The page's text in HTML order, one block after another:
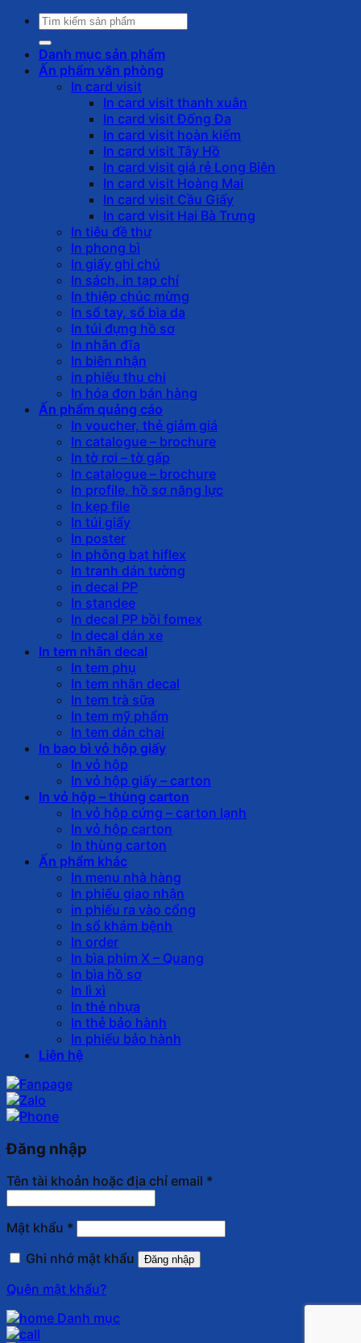
Tìm
kiếm:
Danh mục sản phẩm
Ấn phẩm văn phòng
In card visit
In card visit thanh xuân
In card visit Đống Đa
In card visit hoàn kiếm
In card visit Tây Hồ
In card visit giá rẻ Long Biên
In card visit Hoàng Mai
In card visit Cầu Giấy
In card visit Hai Bà Trưng
In tiêu đề thư
In phong bì
In giấy ghi chú
In sách, in tạp chí
In thiệp chúc mừng
In sổ tay, sổ bìa da
In túi đựng hồ sơ
In nhãn đĩa
In biên nhận
in phiếu thu chi
In hóa đơn bán hàng
Ấn phẩm quảng cáo
In voucher, thẻ giảm giá
In catalogue – brochure
In tờ rơi – tờ gấp
In catalogue – brochure
In profile, hồ sơ năng lực
In kẹp file
In túi giấy
In poster
In phông bạt hiflex
In tranh dán tường
in decal PP
In standee
In decal PP bồi fomex
In decal dán xe
In tem nhãn decal
In tem phụ
In tem nhãn decal
In tem trà sữa
In tem mỹ phẩm
In tem dán chai
In bao bì vỏ hộp giấy
In vỏ hộp
In vỏ hộp giấy – carton
In vỏ hộp – thùng carton
In vỏ hộp cứng – carton lạnh
In vỏ hộp carton
In thùng carton
Ấn phẩm khác
In menu nhà hàng
In phiếu giao nhận
in phiếu ra vào cổng
In sổ khám bệnh
In order
In bìa phim X – Quang
In bìa hồ sơ
In lì xì
In thẻ nhựa
In thẻ bảo hành
In phiếu bảo hành
Liên hệ
Đăng nhập
Tên tài khoản hoặc địa chỉ email *
Mật khẩu *
Ghi nhớ mật khẩu
Đăng nhập
Quên mật khẩu?
Danh mục